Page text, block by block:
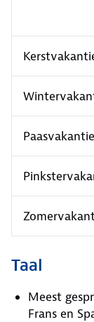
Paasvakantie
Taal
Meest
Frans en